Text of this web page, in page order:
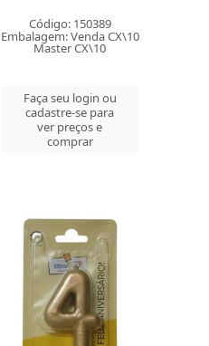
Código: 150389
Embalagem: Venda CX\10
Master CX\10
Faça seu login ou
cadastre-se para
ver preços e
comprar